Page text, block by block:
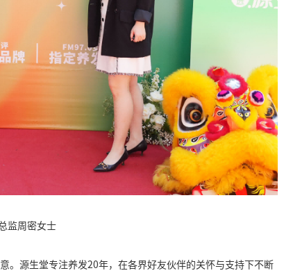
监周密女士
。源生堂专注养发20年，在各界好友伙伴的关怀与支持下不断